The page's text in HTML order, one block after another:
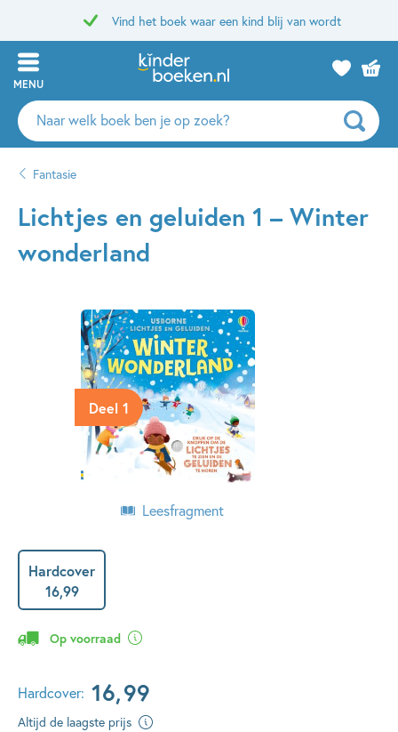
Vind het boek waar een kind blij van wordt
MENU
Zoeken
naar
auteurs
uitgevers
Fantasie
Lichtjes en geluiden 1 – Winter
wonderland
Deel 1
Leesfragment
Hardcover
16,99
Op voorraad
Hardcover: 16,99
Altijd de laagste prijs